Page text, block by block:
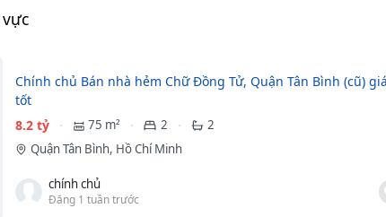
Chính chủ Bán nhà hẻm Chữ Đồng Tử, Quận Tân Bình (cũ) giá
tốt
8.2 tỷ
75 m² 2
2
Quận Tân Bình, Hồ Chí Minh
chính chủ
Đăng 1 tuần trước